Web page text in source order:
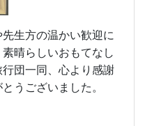
生方の温かい歓迎に
晴らしいおもてなし
団一同、心より感謝
うございました。